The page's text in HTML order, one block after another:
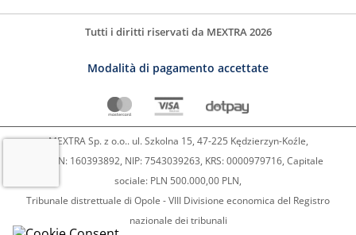
Tutti i diritti riservati da MEXTRA 2026
Modalità di pagamento accettate
MEXTRA Sp. z o.o.. ul. Szkolna 15, 47-225 Kędzierzyn-Koźle,
REGON: 160393892, NIP: 7543039263, KRS: 0000979716, Capitale
sociale: PLN 500.000,00 PLN,
Tribunale distrettuale di Opole - VIII Divisione economica del Registro
nazionale dei tribunali